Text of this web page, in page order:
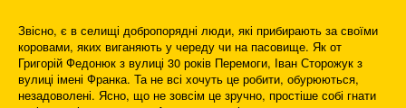
Звісно, є в селищі добропорядні люди, які прибирають за своїми
коровами, яких виганяють у череду чи на пасовище. Як от
Григорій Федонюк з вулиці 30 років Перемоги, Іван Сторожук з
вулиці імені Франка. Та не всі хочуть це робити, обурюються,
незадоволені. Ясно, що не зовсім це зручно, простіше собі гнати